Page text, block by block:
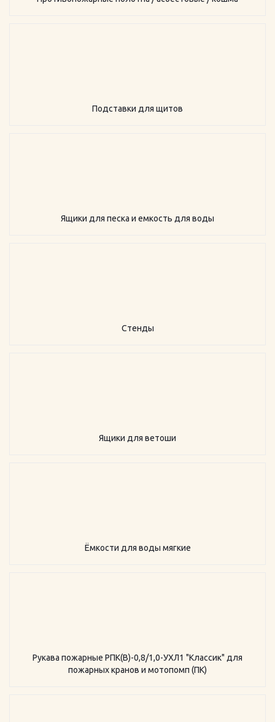
Подставки для щитов
Ящики для песка и емкость для воды
Стенды
Ящики для ветоши
Ёмкости для воды мягкие
Рукава пожарные РПК(В)-0,8/1,0-УХЛ1 "Классик" для
пожарных кранов и мотопомп (ПК)